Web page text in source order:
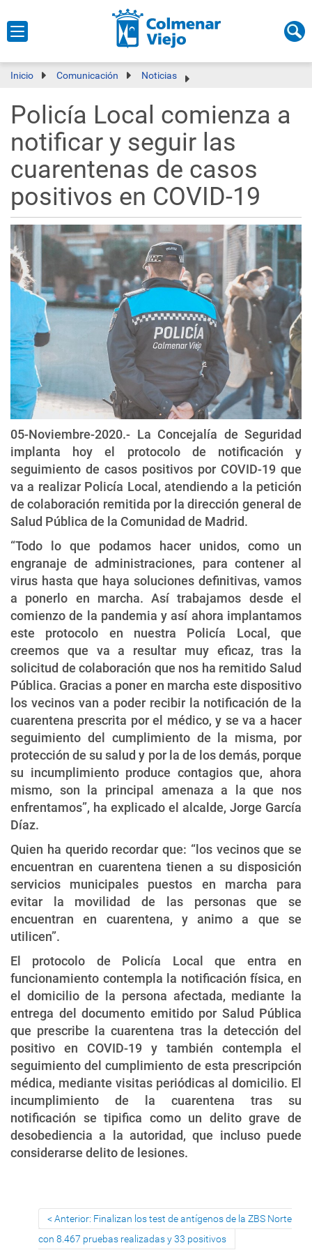
Inicio Comunicación Noticias
Policía Local comienza a
notificar y seguir las
cuarentenas de casos
positivos en COVID-19
05-Noviembre-2020.- La Concejalía de Seguridad
implanta hoy el protocolo de notificación y
seguimiento de casos positivos por COVID-19 que
va a realizar Policía Local, atendiendo a la petición
de colaboración remitida por la dirección general de
Salud Pública de la Comunidad de Madrid.
“Todo lo que podamos hacer unidos, como un
engranaje de administraciones, para contener al
virus hasta que haya soluciones definitivas, vamos
a ponerlo en marcha. Así trabajamos desde el
comienzo de la pandemia y así ahora implantamos
este protocolo en nuestra Policía Local, que
creemos que va a resultar muy eficaz, tras la
solicitud de colaboración que nos ha remitido Salud
Pública. Gracias a poner en marcha este dispositivo
los vecinos van a poder recibir la notificación de la
cuarentena prescrita por el médico, y se va a hacer
seguimiento del cumplimiento de la misma, por
protección de su salud y por la de los demás, porque
su incumplimiento produce contagios que, ahora
mismo, son la principal amenaza a la que nos
enfrentamos”, ha explicado el alcalde, Jorge García
Díaz.
Quien ha querido recordar que: “los vecinos que se
encuentran en cuarentena tienen a su disposición
servicios municipales puestos en marcha para
evitar la movilidad de las personas que se
encuentran en cuarentena, y animo a que se
utilicen”.
El protocolo de Policía Local que entra en
funcionamiento contempla la notificación física, en
el domicilio de la persona afectada, mediante la
entrega del documento emitido por Salud Pública
que prescribe la cuarentena tras la detección del
positivo en COVID-19 y también contempla el
seguimiento del cumplimiento de esta prescripción
médica, mediante visitas periódicas al domicilio. El
incumplimiento de la cuarentena tras su
notificación se tipifica como un delito grave de
desobediencia a la autoridad, que incluso puede
considerarse delito de lesiones.
Anterior: Finalizan los test de antígenos de la ZBS Norte
con 8.467 pruebas realizadas y 33 positivos